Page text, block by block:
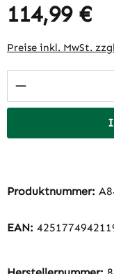
Regulärer Preis:
114,99 €
Preise inkl. MwSt.
Produkt
Produktnummer:
EAN: